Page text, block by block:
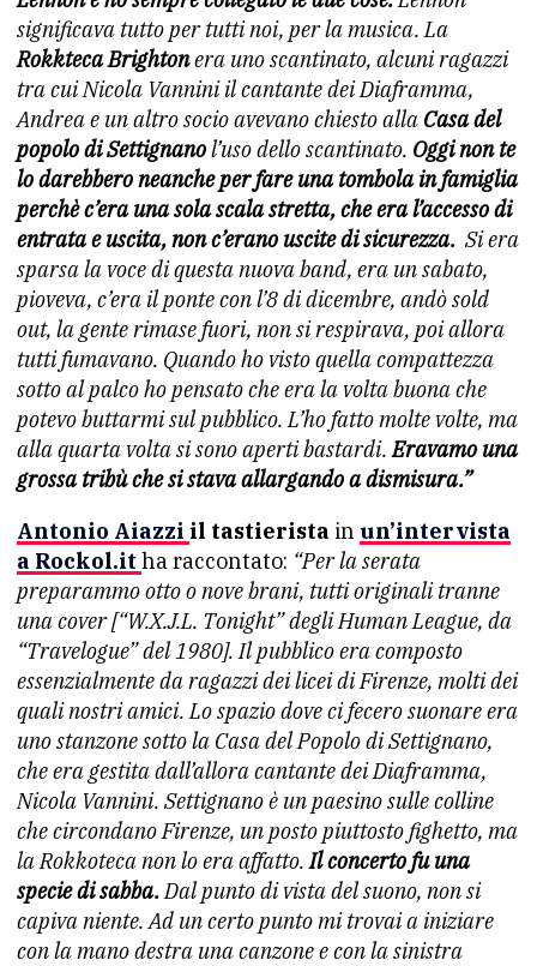
significava tutto per tutti noi, per la musica. La
Rokkteca Brightonera uno scantinato, alcuni ragazzi
tra cui Nicola Vannini il cantante dei Diaframma,
Andrea e un altro socio avevano chiesto alla Casa del
popolo di Settignanol’uso dello scantinato. Oggi non te
lo darebbero neanche per fare una tombola in famiglia
perchè c’era una sola scala stretta, che era l’accesso di
entrata e uscita, non c’erano uscite di sicurezza. Si era
sparsa la voce di questa nuova band, era un sabato,
pioveva, c’era il ponte con l’8 di dicembre, andò sold
out, la gente rimase fuori, non si respirava, poi allora
tutti fumavano. Quando ho visto quella compattezza
sotto al palco ho pensato che era la volta buona che
potevo buttarmi sul pubblico. L’ho fatto molte volte, ma
alla quarta volta si sono aperti bastardi.Eravamo una
grossa tribù che si stava allargando a dismisura.”
Antonio Aiazzi il tastierista in un’intervista
a Rockol.it ha raccontato: “Per la serata
preparammo otto o nove brani, tutti originali tranne
una cover [“W.X.J.L. Tonight” degli Human League, da
“Travelogue” del 1980]. Il pubblico era composto
essenzialmente da ragazzi dei licei di Firenze, molti dei
quali nostri amici. Lo spazio dove ci fecero suonare era
uno stanzone sotto la Casa del Popolo di Settignano,
che era gestita dall’allora cantante dei Diaframma,
Nicola Vannini. Settignano è un paesino sulle colline
che circondano Firenze, un posto piuttosto fighetto, ma
la Rokkoteca non lo era affatto.Il concerto fu una
specie di sabba.Dal punto di vista del suono, non si
capiva niente. Ad un certo punto mi trovai a iniziare
con la mano destra una canzone e con la sinistra